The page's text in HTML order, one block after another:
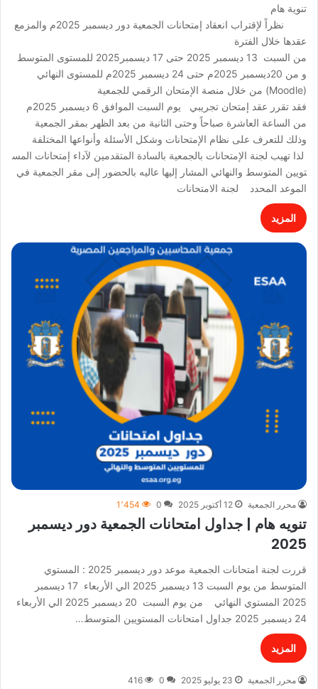
تنوية هام
نظراً لإقتراب انعقاد إمتحانات الجمعية دور ديسمبر 2025م والمزمع
عقدها خلال الفترة
من السبت 13 ديسمبر 2025 حتى 17 ديسمبر2025 للمستوى المتوسط
و من 20ديسمبر 2025م حتى 24 ديسمبر 2025م للمستوى النهائي
(Moodle) من خلال منصة الإمتحان الرقمي للجمعية
فقد تقرر عقد إمتحان تجريبي يوم السبت الموافق 6 ديسمبر 2025م
من الساعة العاشرة صباحاً وحتى الثانية من بعد الظهر بمقر الجمعية
وذلك للتعرف على نظام الإمتحانات وشكل الأسئلة وأنواعها المختلفة
لذا تهيب لجنة الإمتحانات بالجمعية بالسادة المتقدمين لآداء إمتحانات المس
تويين المتوسط والنهائي المشار إليها عاليه بالحضور إلى مقر الجمعية في
الموعد المحدد لجنة الامتحانات
المزيد
محرر الجمعية 12 أكتوبر 2025 0 1٬454
تنويه هام | جداول امتحانات الجمعية دور ديسمبر
2025
قررت لجنة امتحانات الجمعية موعد دور ديسمبر 2025 : المستوي
المتوسط من يوم السبت 13 ديسمبر 2025 الي الأربعاء 17 ديسمبر
2025 المستوي النهائي من يوم السبت 20 ديسمبر 2025 الي الأربعاء
24 ديسمبر 2025 جداول امتحانات المستويين المتوسط…
المزيد
محرر الجمعية 23 يوليو 2025 0
416